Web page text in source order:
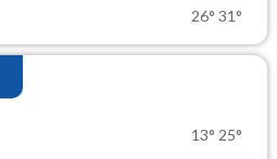
26° 31°
13° 25°